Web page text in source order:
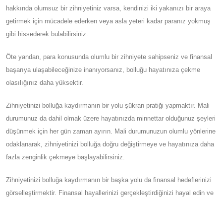
hakkında olumsuz bir zihniyetiniz varsa, kendinizi iki yakanızı bir araya
getirmek için mücadele ederken veya asla yeteri kadar paranız yokmuş
gibi hissederek bulabilirsiniz.
Öte yandan, para konusunda olumlu bir zihniyete sahipseniz ve finansal
başarıya ulaşabileceğinize inanıyorsanız, bolluğu hayatınıza çekme
olasılığınız daha yüksektir.
Zihniyetinizi bolluğa kaydırmanın bir yolu şükran pratiği yapmaktır. Mali
durumunuz da dahil olmak üzere hayatınızda minnettar olduğunuz şeyleri
düşünmek için her gün zaman ayırın. Mali durumunuzun olumlu yönlerine
odaklanarak, zihniyetinizi bolluğa doğru değiştirmeye ve hayatınıza daha
fazla zenginlik çekmeye başlayabilirsiniz.
Zihniyetinizi bolluğa kaydırmanın bir başka yolu da finansal hedeflerinizi
görselleştirmektir. Finansal hayallerinizi gerçekleştirdiğinizi hayal edin ve